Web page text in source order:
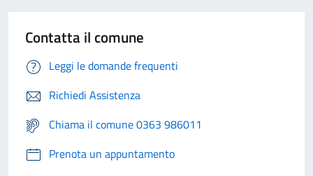
Contatta il comune
Leggi le domande frequenti
Richiedi Assistenza
Chiama il comune 0363 986011
Prenota un appuntamento